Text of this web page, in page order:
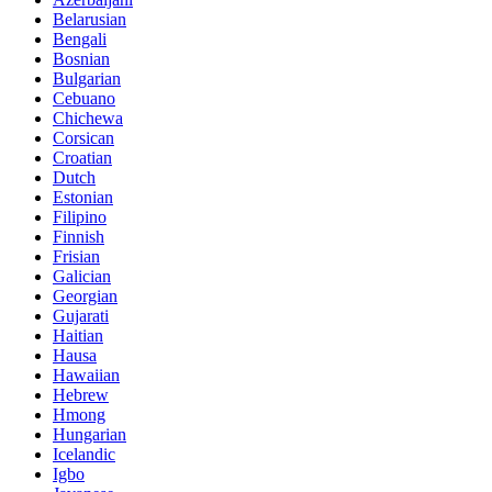
Belarusian
Bengali
Bosnian
Bulgarian
Cebuano
Chichewa
Corsican
Croatian
Dutch
Estonian
Filipino
Finnish
Frisian
Galician
Georgian
Gujarati
Haitian
Hausa
Hawaiian
Hebrew
Hmong
Hungarian
Icelandic
Igbo